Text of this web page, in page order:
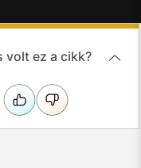
volt ez a cikk?